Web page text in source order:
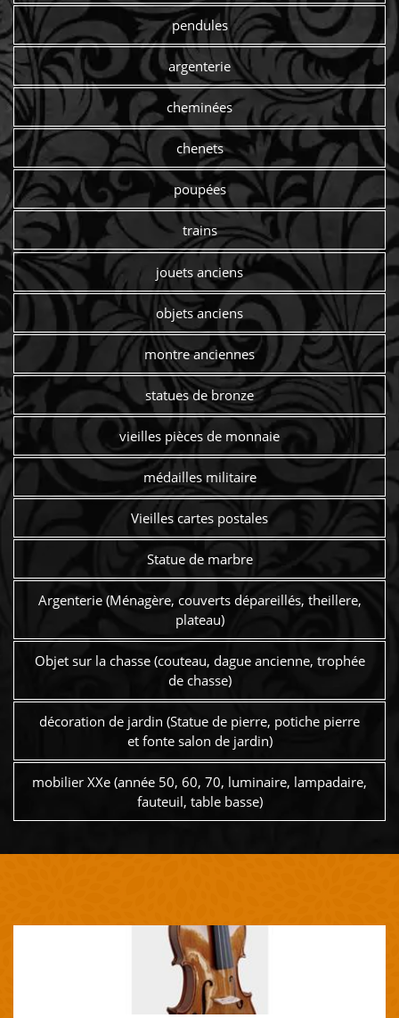
pendules
argenterie
cheminées
chenets
poupées
trains
jouets anciens
objets anciens
montre anciennes
statues de bronze
vieilles pièces de monnaie
médailles militaire
Vieilles cartes postales
Statue de marbre
Argenterie (Ménagère, couverts dépareillés, theillere,
plateau)
Objet sur la chasse (couteau, dague ancienne, trophée
de chasse)
décoration de jardin (Statue de pierre, potiche pierre
et fonte salon de jardin)
mobilier XXe (année 50, 60, 70, luminaire, lampadaire,
fauteuil, table basse)